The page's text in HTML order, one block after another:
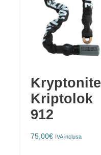
Kryptonite
Kriptolok
912
75,00€ IVA inclusa